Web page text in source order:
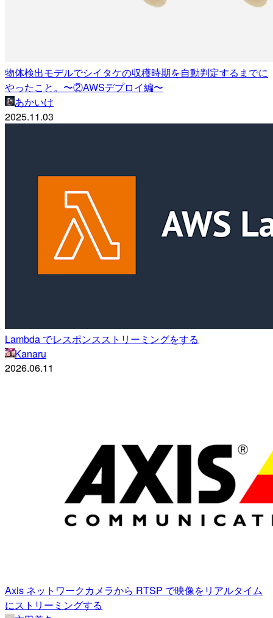
物体検出モデルでシイタケの収穫時期を自動判定するまでに
やったこと。〜②AWSデプロイ編〜
あかいけ
2025.11.03
Lambda でレスポンスストリーミングをする
Kanaru
2026.06.11
Axis ネットワークカメラから RTSP で映像をリアルタイム
にストリーミングする